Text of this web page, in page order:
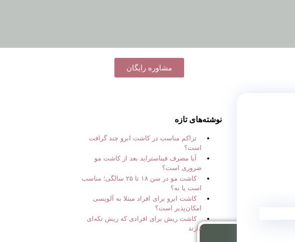
مشاوره رایگان
نوشته‌های تازه
تراکم مناسب در کاشت ابرو چند گرافت
است؟
آیا مصرف فیناستراید بعد از کاشت مو
ضروری است؟
کاشت مو در سن ۱۸ تا ۲۵ سالگی؛ مناسب
است یا نه؟
کاشت ابرو برای افراد مبتلا به آلوپسی
امکان‌پذیر است؟
کاشت ریش برای افرادی که ریش تکه‌ای
دارند